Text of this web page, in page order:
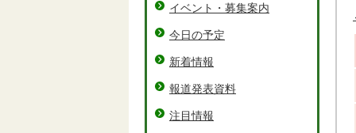
イベント・募集案内
今日の予定
新着情報
報道発表資料
注目情報